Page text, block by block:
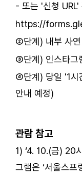
- 또는 '신청 URL'
https://
②단계) 내부 사
③단계) 인스타그
④단계) 당일 '1시
안내 예정)
관람 참고
1) ‘4. 10.(금) 20
그램은 ‘서울스프